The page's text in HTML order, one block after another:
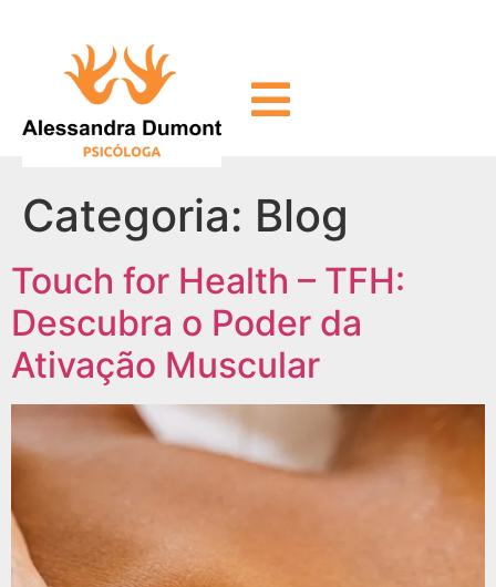
Categoria: Blog
Touch for Health – TFH:
Descubra o Poder da
Ativação Muscular